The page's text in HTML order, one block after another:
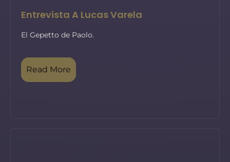
Entrevista A Lucas Varela
El Gepetto de Paolo.
Read More